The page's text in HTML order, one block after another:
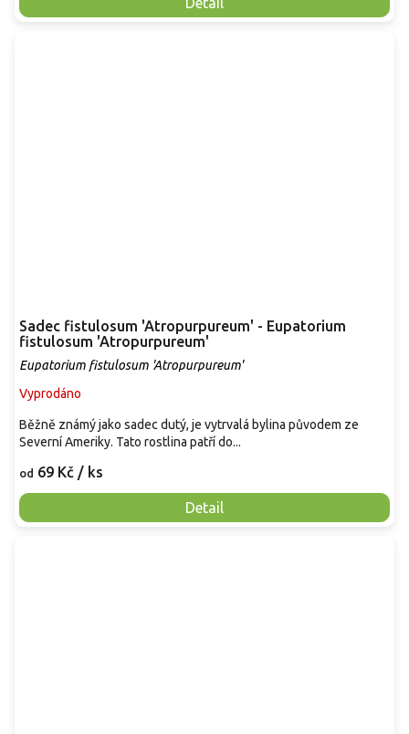
Sadec fistulosum 'Atropurpureum' - Eupatorium
fistulosum 'Atropurpureum'
Eupatorium fistulosum 'Atropurpureum'
Vyprodáno
od 69 Kč / ks
Detail
Běžně známý jako sadec dutý, je vytrvalá bylina původem ze
Severní Ameriky. Tato rostlina patří do...